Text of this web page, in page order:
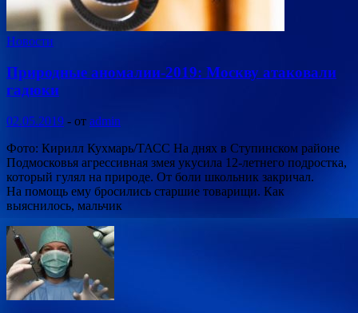
Новости
Природные аномалии-2019: Москву атаковали
гадюки
02.05.2019 - от admin
Фото: Кирилл Кухмарь/ТАСС На днях в Ступинском районе
Подмосковья агрессивная змея укусила 12-летнего подростка,
который гулял на природе. От боли школьник закричал.
На помощь ему бросились старшие товарищи. Как
выяснилось, мальчик